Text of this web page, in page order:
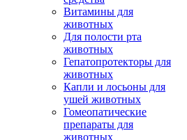
Витамины для
животных
Для полости рта
животных
Гепатопротекторы для
животных
Капли и лосьоны для
ушей животных
Гомеопатические
препараты для
животных